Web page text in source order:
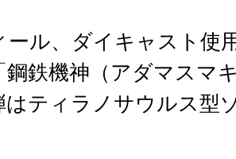
ール、ダイキャスト使
鋼鉄機神（アダマスマ
はティラノサウルス型